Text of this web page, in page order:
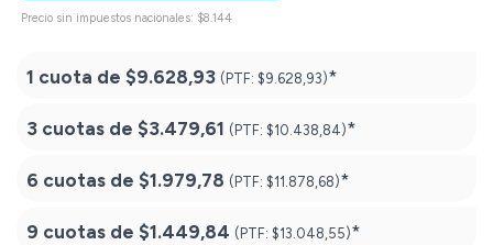
Precio sin impuestos nacionales: $8.144
1 cuota de $9.628,93 (PTF: $9.628,93)*
3 cuotas de $3.479,61 (PTF: $10.438,84)*
6 cuotas de $1.979,78 (PTF: $11.878,68)*
9 cuotas de $1.449,84 (PTF: $13.048,55)*